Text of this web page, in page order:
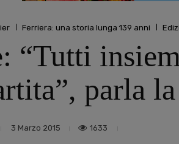
Ferriera: una storia lunga 139 anni
“Tutti
parla
3 Marzo 2015 1633